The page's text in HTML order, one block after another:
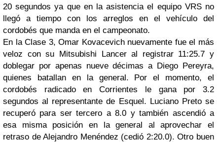
20 segundos ya que en la asistencia el equipo VRS no
llegó a tiempo con los arreglos en el vehículo del
cordobés que manda en el campeonato.
En la Clase 3, Omar Kovacevich nuevamente fue el más
veloz con su Mitsubishi Lancer al registrar 11:25.7 y
doblegar por apenas nueve décimas a Diego Pereyra,
quienes batallan en la general. Por el momento, el
cordobés radicado en Corrientes le gana por 3.2
segundos al representante de Esquel. Luciano Preto se
recuperó para ser tercero a 8.0 y también ascendió a
esa misma posición en la general al aprovechar el
retraso de Alejandro Menéndez (cedió 2:20.0). Otro buen